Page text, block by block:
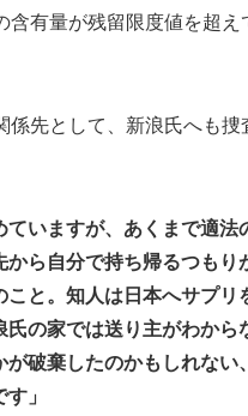
有量が残留限度値を超え
先として、新浪氏へも捜
ていますが、あくまで適法
ら自分で持ち帰るつもり
と。知人は日本へサプリ
の家では送り主がわから
破棄したのかもしれない
」